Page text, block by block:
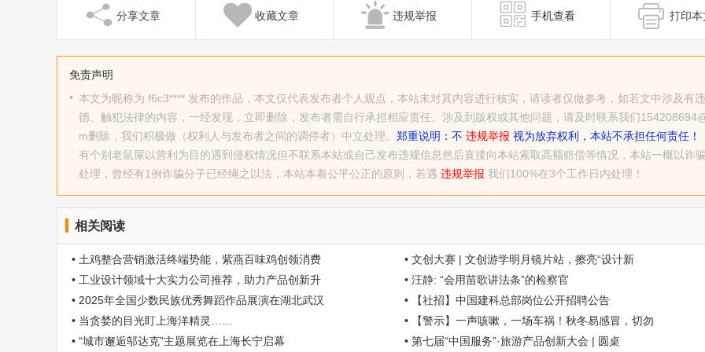
分享文章 收藏文章 违规举报 手机查看 打印本
免责声明
• 本文为昵称为 f6c3**** 发布的作品，本文仅代表发布者个人观点，本站未对其内容进行核实，请读者仅做参考，如若文中涉及有
德、触犯法律的内容，一经发现，立即删除，发布者需自行承担相应责任。涉及到版权或其他问题，请及时联系我们
m删除，我们积极做（权利人与发布者之间的调停者）中立处理。 郑重说明：不 违规举报 视为放弃权利，本站不承担任何责任！
有个别老鼠屎以营利为目的遇到侵权情况但不联系本站或自己发布违规信息然后直接向本站索取高额赔偿等情况，本站一概以诈
处理，曾经有1例诈骗分子已经绳之以法，本站本着公平公正的原则，若遇 违规举报 我们100%在3个工作日内处理！
相关阅读
• 土鸡整合营销激活终端势能，紫燕百味鸡创领消费
• 文创大赛 | 文创游学明月镜片站，擦亮“设计新
• 工业设计领域十大实力公司推荐，助力产品创新升
• 汪静: “会用苗歌讲法条”的检察官
• 2025年全国少数民族优秀舞蹈作品展演在湖北武汉
• 【社招】中国建科总部岗位公开招聘公告
• 当贪婪的目光盯上海洋精灵……
• 【警示】一声咳嗽，一场车祸！秋冬易感冒，切勿
• “城市邂逅邬达克”主题展览在上海长宁启幕
• 第七届“中国服务”·旅游产品创新大会 | 圆桌